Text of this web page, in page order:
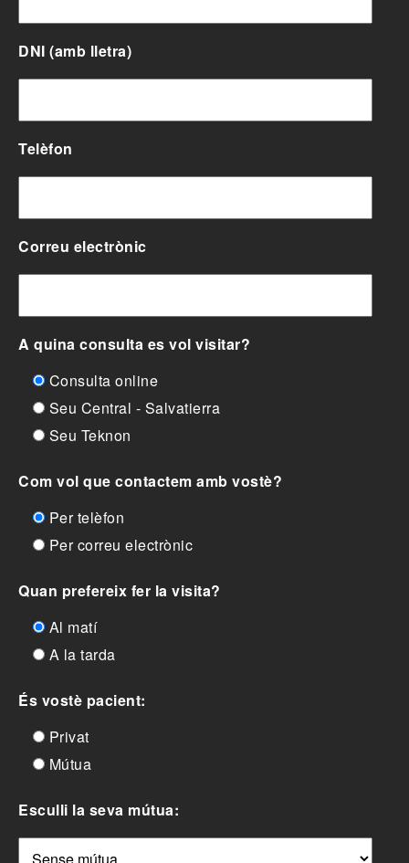
DNI (amb lletra)
Telèfon
Correu electrònic
A quina consulta es vol visitar?
Consulta online
Seu Central - Salvatierra
Seu Teknon
Com vol que contactem amb vostè?
Per telèfon
Per correu electrònic
Quan prefereix fer la visita?
Al matí
A la tarda
És vostè pacient:
Privat
Mútua
Esculli la seva mútua: